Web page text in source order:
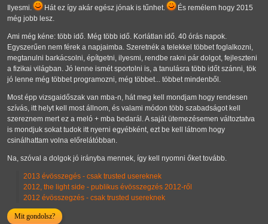
Ilyesmi. Hát ez így akár egész jónak is tűnhet.
És remélem hogy 2015
még jobb lesz.
Ami még kéne: több idő. Még több idő. Korlátlan idő. 40 órás napok.
Egyszerűen nem férek a napjaimba. Szeretnék a telekkel többet foglalkozni,
megtanulni barkácsolni, építgetni, ilyesmi, rendbe rakni pár dolgot, fejleszteni
a fizikai világban. Jó lenne ismét sportolni is, a tanulásra több időt szánni, tök
jó lenne még többet programozni, még többet... többet mindenből.
Most épp vizsgaidőszak van mba-n, hát meg kell mondjam hogy rendesen
szívás, itt helyt kell most állnom, és valami módon több szabadságot kell
szereznem mert ez a meló + mba bedarál. A saját ütemezésemen változtatva
is mondjuk sokat tudok itt nyerni egyébként, ezt be kell látnom hogy
csinálhattam volna előrelátóbban.
Na, szóval a dolgok jó irányba mennek, így kell nyomni őket tovább.
2013 évösszegés - csak trusted usereknek
2012, the light side - publikus évösszegzés 2012-ről
2012 évösszegzés - csak trusted usereknek
Mit gondolsz?